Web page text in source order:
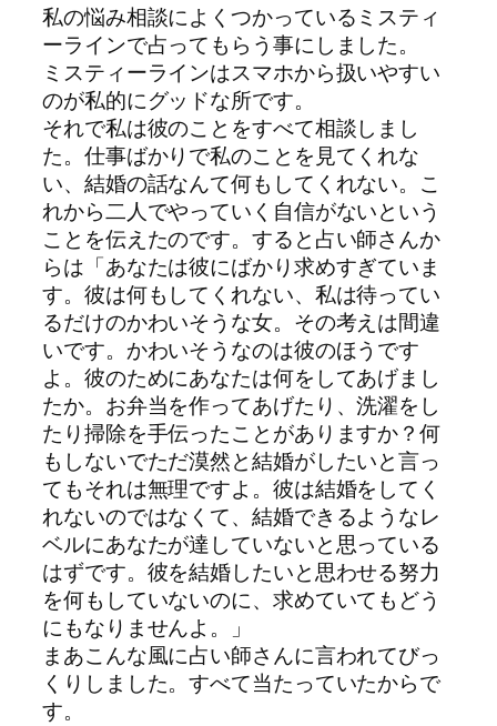
私の悩み相談によくつかっているミスティ
ーラインで占ってもらう事にしました。
ミスティーラインはスマホから扱いやすい
のが私的にグッドな所です。
それで私は彼のことをすべて相談しまし
た。仕事ばかりで私のことを見てくれな
い、結婚の話なんて何もしてくれない。こ
れから二人でやっていく自信がないという
ことを伝えたのです。すると占い師さんか
らは「あなたは彼にばかり求めすぎていま
す。彼は何もしてくれない、私は待ってい
るだけのかわいそうな女。その考えは間違
いです。かわいそうなのは彼のほうです
よ。彼のためにあなたは何をしてあげまし
たか。お弁当を作ってあげたり、洗濯をし
たり掃除を手伝ったことがありますか？何
もしないでただ漠然と結婚がしたいと言っ
てもそれは無理ですよ。彼は結婚をしてく
れないのではなくて、結婚できるようなレ
ベルにあなたが達していないと思っている
はずです。彼を結婚したいと思わせる努力
を何もしていないのに、求めていてもどう
にもなりませんよ。」
まあこんな風に占い師さんに言われてびっ
くりしました。すべて当たっていたからで
す。